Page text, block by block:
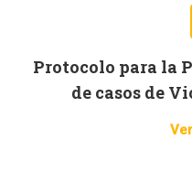
Protocolo para la
de casos de